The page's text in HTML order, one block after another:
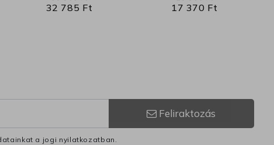
32 785 Ft 17 370 Ft
Feliraktozás
a jogi nyilatkozatban.